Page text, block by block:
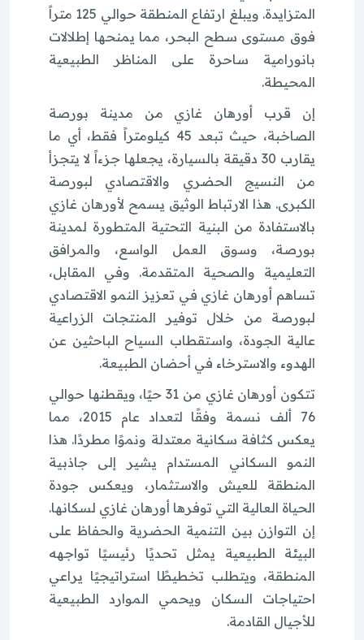
المتزايدة. ويبلغ ارتفاع المنطقة حوالي 125 متراً
فوق مستوى سطح البحر، مما يمنحها إطلالات
بانورامية ساحرة على المناظر الطبيعية
المحيطة.
إن قرب أورهان غازي من مدينة بورصة
الصاخبة، حيث تبعد 45 كيلومتراً فقط، أي ما
يقارب 30 دقيقة بالسيارة، يجعلها جزءاً لا يتجزأ
من النسيج الحضري والاقتصادي لبورصة
الكبرى. هذا الارتباط الوثيق يسمح لأورهان غازي
بالاستفادة من البنية التحتية المتطورة لمدينة
بورصة، وسوق العمل الواسع، والمرافق
التعليمية والصحية المتقدمة. وفي المقابل،
تساهم أورهان غازي في تعزيز النمو الاقتصادي
لبورصة من خلال توفير المنتجات الزراعية
عالية الجودة، واستقطاب السياح الباحثين عن
الهدوء والاسترخاء في أحضان الطبيعة.
تتكون أورهان غازي من 31 حيًا، ويقطنها حوالي
76 ألف نسمة وفقًا لتعداد عام 2015، مما
يعكس كثافة سكانية معتدلة ونموًا مطردًا. هذا
النمو السكاني المستدام يشير إلى جاذبية
المنطقة للعيش والاستثمار، ويعكس جودة
الحياة العالية التي توفرها أورهان غازي لسكانها.
إن التوازن بين التنمية الحضرية والحفاظ على
البيئة الطبيعية يمثل تحديًا رئيسيًا تواجهه
المنطقة، ويتطلب تخطيطًا استراتيجيًا يراعي
احتياجات السكان ويحمي الموارد الطبيعية
للأجيال القادمة.